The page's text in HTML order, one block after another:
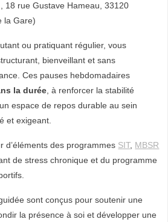
, 18 rue Gustave Hameau, 33120
la Gare)
ou pratiquant régulier, vous
bienveillant et sans
Ces pauses hebdomadaires
la durée, à renforcer la stabilité
espace de repos durable au sein
et exigeant.
d’éléments des programmes SIT, MBSR
de stress chronique et du programme
sont conçus pour soutenir une
la présence à soi et développer une